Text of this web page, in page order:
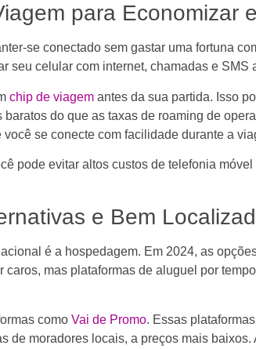
para Economizar
se conectado sem gastar uma fortuna
seu celular com internet, chamadas e SMS
chip de viagem antes da sua partida. Isso
do que as taxas de roaming de
se conecte com facilidade durante a
pode evitar altos custos de telefonia
e Bem
é a hospedagem. Em 2024, as
mas plataformas de aluguel por
como Vai de Promo. Essas
de moradores locais, a preços mais